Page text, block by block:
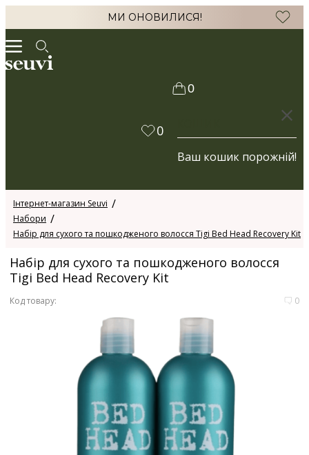
МИ ОНОВИЛИСЯ!
0
0
Ваш кошик порожній!
Інтернет-магазин Seuvi
Набори
Набір для сухого та пошкодженого волосся Tigi Bed Head Recovery Kit
Набір для сухого та пошкодженого волосся
Tigi Bed Head Recovery Kit
Код товару: 0